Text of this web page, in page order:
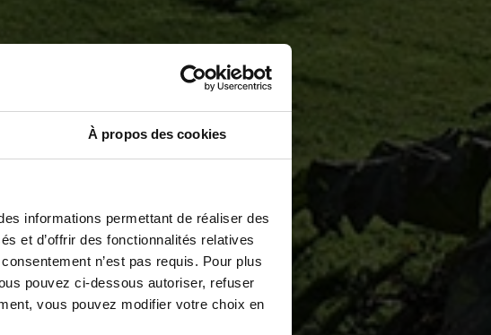
À propos des cookies
informations permettant de réaliser des
et d’offrir des fonctionnalités relatives
n’est pas requis. Pour plus
pouvez ci-dessous autoriser, refuser
vous pouvez modifier votre choix en